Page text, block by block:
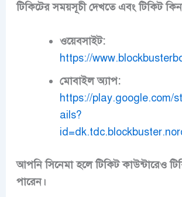
টিকিটের সময়সূচী দেখতে এবং টিকিট
ওয়েবসাইট:
https://
মোবাইল অ্যাপ:
https://play.google.com/
ails?
আপনি সিনেমা হলে টিকিট কাউন্টারেও
পারেন।